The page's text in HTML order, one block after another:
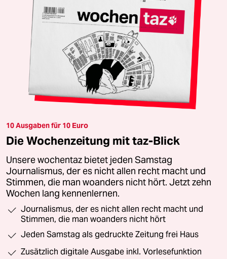
10 Ausgaben für 10 Euro
Die Wochenzeitung mit taz-Blick
Unsere wochentaz bietet jeden Samstag
Journalismus, der es nicht allen recht macht und
Stimmen, die man woanders nicht hört. Jetzt zehn
Wochen lang kennenlernen.
Journalismus, der es nicht allen recht macht und
Stimmen, die man woanders nicht hört
Jeden Samstag als gedruckte Zeitung frei Haus
Zusätzlich digitale Ausgabe inkl. Vorlesefunktion